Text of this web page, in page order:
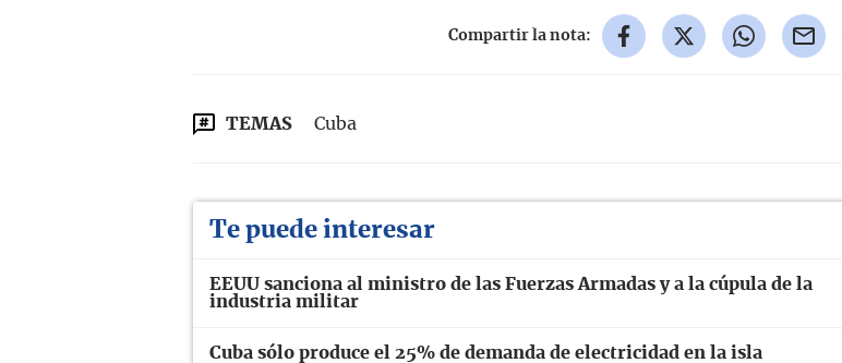
Compartir la nota:
TEMAS Cuba
Te puede interesar
EEUU sanciona al ministro de las Fuerzas Armadas y a la cúpula de la
industria militar
Cuba sólo produce el 25% de demanda de electricidad en la isla